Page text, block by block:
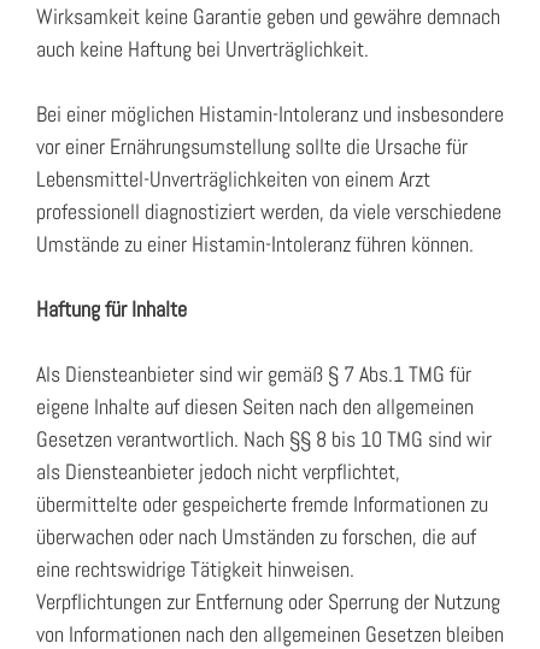
Wirksamkeit keine Garantie geben und gewähre demnach
auch keine Haftung bei Unverträglichkeit.
Bei einer möglichen Histamin-Intoleranz und insbesondere
vor einer Ernährungsumstellung sollte die Ursache für
Lebensmittel-Unverträglichkeiten von einem Arzt
professionell diagnostiziert werden, da viele verschiedene
Umstände zu einer Histamin-Intoleranz führen können.
Haftung für Inhalte
Als Diensteanbieter sind wir gemäß § 7 Abs.1 TMG für
eigene Inhalte auf diesen Seiten nach den allgemeinen
Gesetzen verantwortlich. Nach §§ 8 bis 10 TMG sind wir
als Diensteanbieter jedoch nicht verpflichtet,
übermittelte oder gespeicherte fremde Informationen zu
überwachen oder nach Umständen zu forschen, die auf
eine rechtswidrige Tätigkeit hinweisen.
Verpflichtungen zur Entfernung oder Sperrung der Nutzung
von Informationen nach den allgemeinen Gesetzen bleiben